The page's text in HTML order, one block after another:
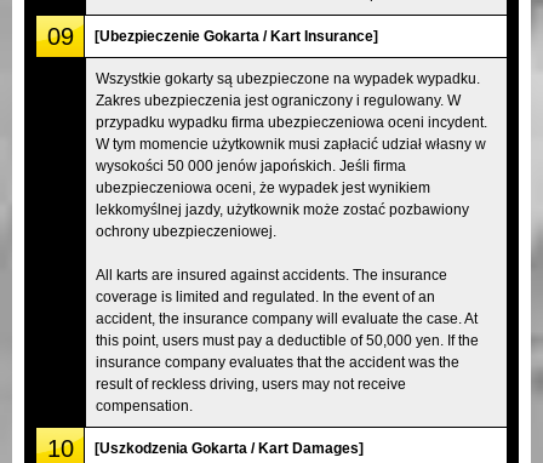
09 [Ubezpieczenie Gokarta / Kart Insurance]
Wszystkie gokarty są ubezpieczone na wypadek wypadku.
Zakres ubezpieczenia jest ograniczony i regulowany. W
przypadku wypadku firma ubezpieczeniowa oceni incydent.
W tym momencie użytkownik musi zapłacić udział własny w
wysokości 50 000 jenów japońskich. Jeśli firma
ubezpieczeniowa oceni, że wypadek jest wynikiem
lekkomyślnej jazdy, użytkownik może zostać pozbawiony
ochrony ubezpieczeniowej.
All karts are insured against accidents. The insurance
coverage is limited and regulated. In the event of an
accident, the insurance company will evaluate the case. At
this point, users must pay a deductible of 50,000 yen. If the
insurance company evaluates that the accident was the
result of reckless driving, users may not receive
compensation.
10 [Uszkodzenia Gokarta / Kart Damages]